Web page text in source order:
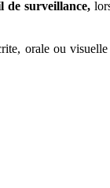
de surveillance,
orale ou